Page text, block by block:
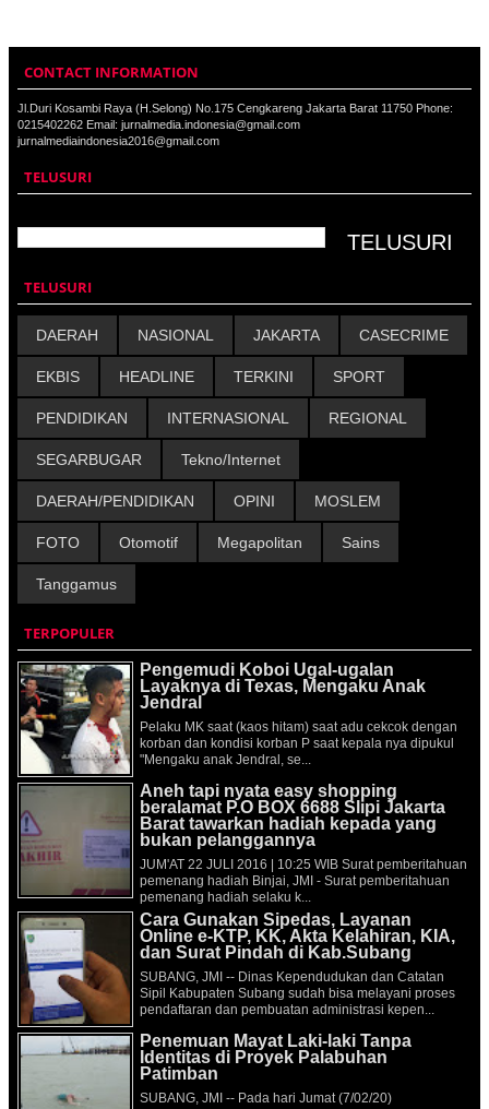
CONTACT INFORMATION
Jl.Duri Kosambi Raya (H.Selong) No.175 Cengkareng Jakarta Barat 11750 Phone:
0215402262 Email: jurnalmedia.indonesia@gmail.com
jurnalmediaindonesia2016@gmail.com
TELUSURI
TELUSURI
DAERAH NASIONAL JAKARTA CASECRIME
EKBIS HEADLINE TERKINI SPORT
PENDIDIKAN INTERNASIONAL REGIONAL
SEGARBUGAR Tekno/Internet
DAERAH/PENDIDIKAN OPINI MOSLEM
FOTO Otomotif Megapolitan Sains
Tanggamus
TERPOPULER
Pengemudi Koboi Ugal-ugalan
Layaknya di Texas, Mengaku Anak
Jendral
Pelaku MK saat (kaos hitam) saat adu cekcok dengan
korban dan kondisi korban P saat kepala nya dipukul
"Mengaku anak Jendral, se...
Aneh tapi nyata easy shopping
beralamat P.O BOX 6688 Slipi Jakarta
Barat tawarkan hadiah kepada yang
bukan pelanggannya
JUM'AT 22 JULI 2016 | 10:25 WIB Surat pemberitahuan
pemenang hadiah Binjai, JMI - Surat pemberitahuan
pemenang hadiah selaku k...
Cara Gunakan Sipedas, Layanan
Online e-KTP, KK, Akta Kelahiran, KIA,
dan Surat Pindah di Kab.Subang
SUBANG, JMI -- Dinas Kependudukan dan Catatan
Sipil Kabupaten Subang sudah bisa melayani proses
pendaftaran dan pembuatan administrasi kepen...
Penemuan Mayat Laki-laki Tanpa
Identitas di Proyek Palabuhan
Patimban
SUBANG, JMI -- Pada hari Jumat (7/02/20)